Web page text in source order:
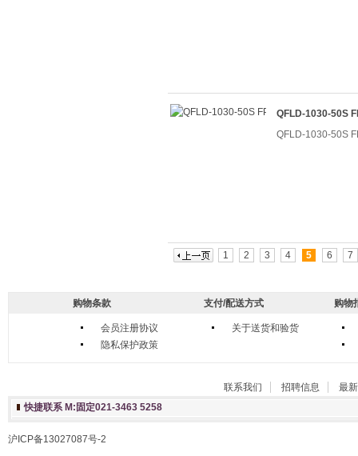
QFLD-1030-50S
QFLD-1030-50S
1 2 3 4 5 6 7
购物条款
会员注册协议
隐私保护政策
支付/配送方式
关于送货和验货
购物
联系我们 招聘信息
最
快捷联系 M:固定021-3463 5258
沪ICP备13027087号-2